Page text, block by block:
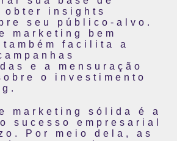
obter insights
seu público-alvo.
marketing bem
facilita a
e a mensuração
o investimento
marketing sólida é a
sucesso empresarial
Por meio dela, as